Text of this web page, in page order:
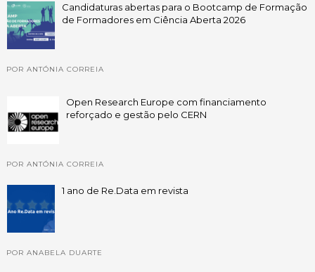
Candidaturas abertas para o Bootcamp de Formação
de Formadores em Ciência Aberta 2026
POR ANTÓNIA CORREIA
Open Research Europe com financiamento
reforçado e gestão pelo CERN
POR ANTÓNIA CORREIA
1 ano de Re.Data em revista
POR ANABELA DUARTE